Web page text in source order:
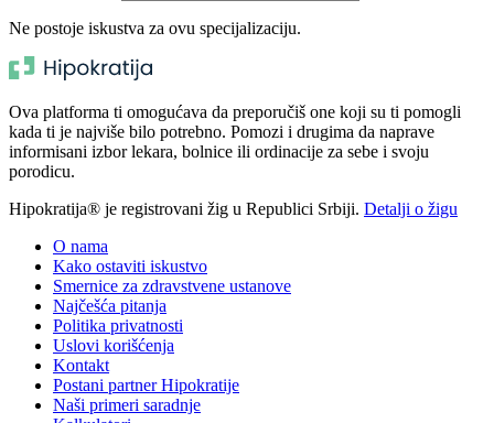
Ne postoje iskustva za ovu specijalizaciju.
Ova platforma ti omogućava da preporučiš one koji su ti pomogli
kada ti je najviše bilo potrebno. Pomozi i drugima da naprave
informisani izbor lekara, bolnice ili ordinacije za sebe i svoju
porodicu.
Hipokratija® je registrovani žig u Republici Srbiji. Detalji o žigu
O nama
Kako ostaviti iskustvo
Smernice za zdravstvene ustanove
Najčešća pitanja
Politika privatnosti
Uslovi korišćenja
Kontakt
Postani partner Hipokratije
Naši primeri saradnje